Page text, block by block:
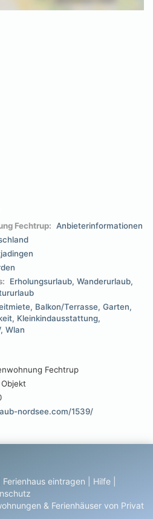
Fechtrup: Anbieterinformationen
Erholungsurlaub Wanderurlaub
Balkon/Terrasse Garten
Kleinkindausstattung
Wlan
Fechtrup
nordsee.com/1539/
Ferienhaus eintragen Hilfe
& Ferienhäuser von Privat